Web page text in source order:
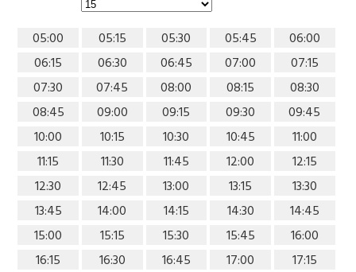
05:00 05:15 05:30 05:45
06:00
06:15
06:30 06:45 07:00
07:15
07:30
07:45 08:00 08:15
08:30
08:45
09:00 09:15 09:30
09:45
10:00
10:15 10:30 10:45
11:00
11:15
11:30 11:45 12:00
12:15
12:30
12:45 13:00 13:15
13:30
13:45
14:00 14:15 14:30
14:45
15:00
15:15 15:30 15:45
16:00
16:15
16:30 16:45 17:00
17:15